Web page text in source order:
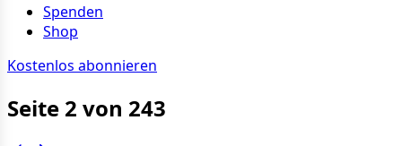
Spenden
Shop
Kostenlos abonnieren
Seite 2 von 243